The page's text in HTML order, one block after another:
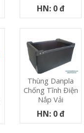
HN: 0 đ
Thùng Danpla
Chống Tĩnh Điện
Nắp Vải
HN: 0 đ